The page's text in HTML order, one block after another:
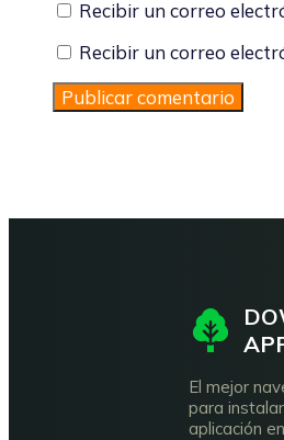
Recibir un correo
Recibir un correo
El mejor
para
aplicación